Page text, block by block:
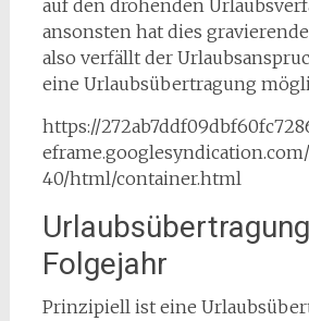
auf den drohenden
ansonsten hat dies
also verfällt der
eine Urlaubsübertragung
https://
40/html/container.html
Folgejahr
Prinzipiell ist eine